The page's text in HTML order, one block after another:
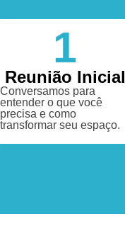
1
Reunião Inicial
Conversamos para
entender o que você
precisa e como
transformar seu espaço.